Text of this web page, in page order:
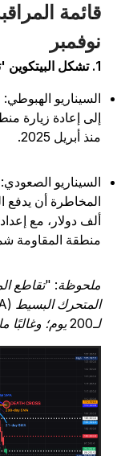
الهبوطي: قد
أبريل 2025.
الصعودي:
المقاومة شمالا.
"تقاطع